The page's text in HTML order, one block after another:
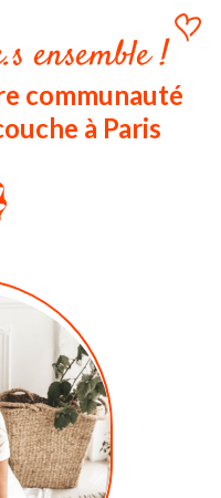
ensemble !
communauté
à Paris